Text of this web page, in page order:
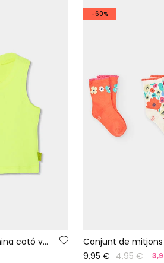
Samarreta de tirants nina cotó verd fluor
-60%
9,95 € 4,95 €